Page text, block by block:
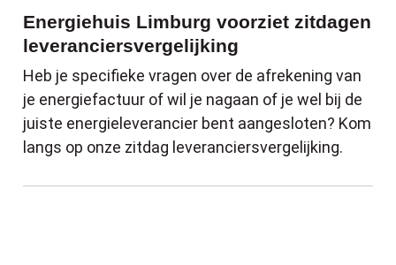
Energiehuis Limburg voorziet zitdagen
leveranciersvergelijking
Heb je specifieke vragen over de afrekening van
je energiefactuur of wil je nagaan of je wel bij de
juiste energieleverancier bent aangesloten? Kom
langs op onze zitdag leveranciersvergelijking.